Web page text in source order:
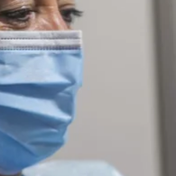
ранее
речь пока
кандидатом
НАН Украины,